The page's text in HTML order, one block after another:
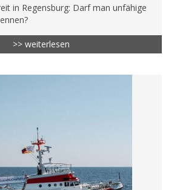
in Regensburg: Darf man unfähige
>> weiterlesen